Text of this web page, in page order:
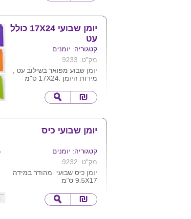
יומן שבועי 17X24 כולל
עט
קטגוריה: יומנים
מק"ט: 9233
יומן שבוע מפואר בשילוב עט ,
מידות היומן .17X24 ס"מ
וכתום .
יומן שבועי כיס
קטגוריה: יומנים
מק"ט: 9232
יומן כיס שבועי מהודר במידה
9.5X17 ס"מ